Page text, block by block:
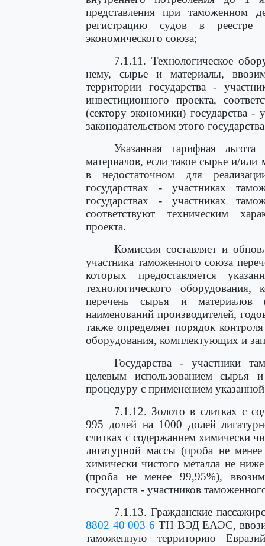
представления при таможенном
регистрацию судов в реестре
экономического союза;
7.1.11. Технологическое
нему, сырье и материалы,
территории государства -
инвестиционного проекта,
(сектору экономики) государства -
законодательством этого
Указанная тарифная
материалов, если такое сырье и/
в недостаточном для
государствах - участниках
государствах - участниках
соответствуют техническим
проекта.
Комиссия составляет и
участника таможенного союза
которых предоставляется
технологического
перечень сырья и материалов
наименований производителей,
также определяет порядок
оборудования, комплектующих и
Государства - участники
целевым использованием сырья
процедуру с применением
7.1.12. Золото в слитках с
995 долей на 1000 долей
слитках с содержанием химически
лигатурной массы (проба не
химически чистого металла не
(проба не менее 99,95%),
государств - участников
7.1.13. Гражданские
8802 40 003 6 ТН ВЭД ЕАЭС,
таможенную территорию